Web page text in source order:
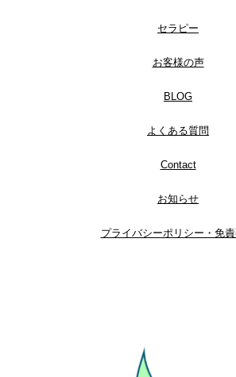
セラピー
お客様の声
BLOG
よくある質問
Contact
お知らせ
プライバシーポリシー・免